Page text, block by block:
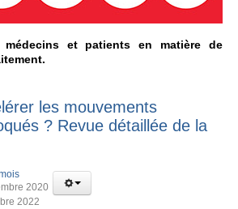
et patients en matière de
les mouvements
? Revue détaillée de la
2020
2022